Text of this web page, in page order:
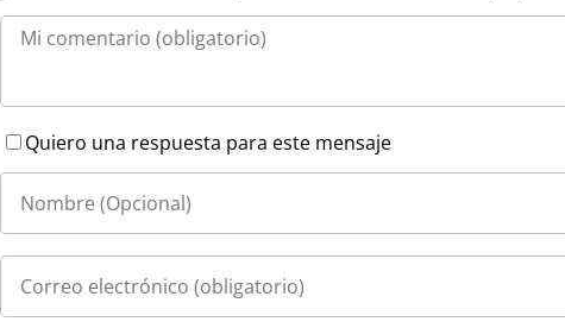
Quiero una respuesta para este mensaje